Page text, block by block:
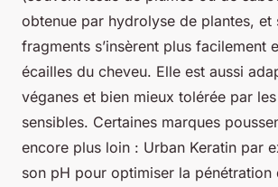
obtenue par hydrolyse de plantes, et
fragments s’insèrent plus facilement
écailles du cheveu. Elle est aussi
véganes et bien mieux tolérée par
sensibles. Certaines marques
encore plus loin : Urban Keratin par
son pH pour optimiser la pénétration